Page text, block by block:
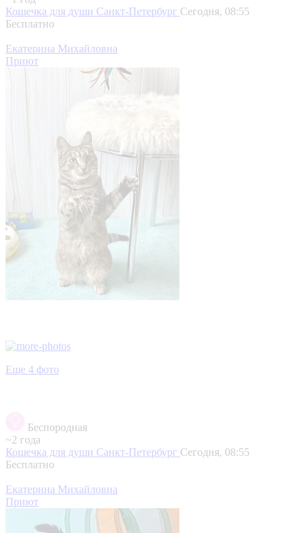
Кошечка для души Санкт-Петербург Сегодня, 08:55
Бесплатно
Екатерина Михайловна
Приют
Еще 4 фото
Беспородная
~2 года
Кошечка для души Санкт-Петербург Сегодня, 08:55
Бесплатно
Екатерина Михайловна
Приют